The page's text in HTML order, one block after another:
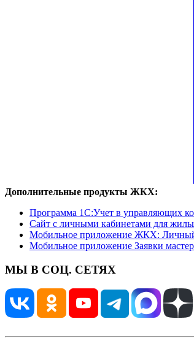
Дополнительные продукты ЖКХ:
Программа 1C:Учет в
Сайт с личными кабинетами для
Мобильное приложение ЖКХ:
Мобильное приложение Заявки
МЫ В СОЦ. СЕТЯХ